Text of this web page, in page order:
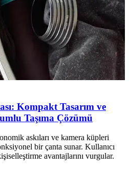
Kompakt Tasarım ve
Taşıma Çözümü
askıları ve kamera küpleri
bir çanta sunar. Kullanıcı
avantajlarını vurgular.